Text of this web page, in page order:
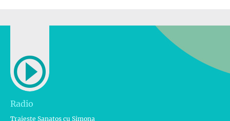
Radio
Traieste Sanatos cu Simona